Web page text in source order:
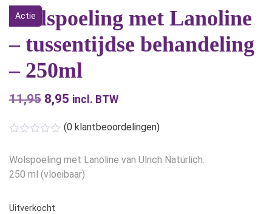
Onze merken
Hoe begin ik?
Actie
Wolspoeling met Lanoline
– tussentijdse behandeling
– 250ml
11,95 Oorspronkelijke
was:
€11,95.
8,95 Huidige
€8,95.
incl. BTW
(0 klantbeoordelingen)
Wolspoeling met Lanoline van Ulrich Natürlich.
250 ml (vloeibaar)
Uitverkocht